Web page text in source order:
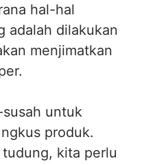
hal-hal
adalah dilakukan
menjimatkan
untuk
produk.
kita perlu